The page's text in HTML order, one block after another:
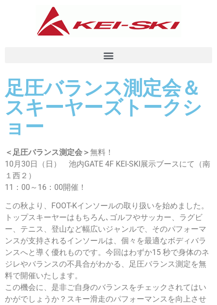
足圧バランス測定会＆
スキーヤーズトークシ
ョー
＜足圧バランス測定会＞無料！
10月30日（日） 池内GATE 4F KEI-SKI展示ブースにて（南
１西２）
11：00～16：00開催！
この秋より、FOOT-Kインソールの取り扱いを始めました。
トップスキーヤーはもちろん､ゴルフやサッカー、ラグビ
ー、テニス、登山など幅広いジャンルで、そのパフォーマ
ンスが支持されるインソールは、個々を最適なボディバラ
ンスへと導く優れものです。今回はわずか15 秒で身体のネ
ジレやバランスの不具合がわかる、足圧バランス測定を無
料で開催いたします。
この機会に、是非ご自身のバランスをチェックされてはい
かがでしょうか？スキー滑走のパフォーマンスを向上させ